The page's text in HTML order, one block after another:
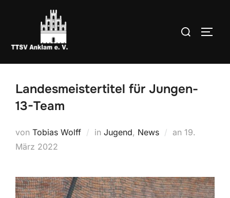
Suchen
Landesmeistertitel für Jungen-
13-Team
von Tobias Wolff in Jugend, News an 19.
März 2022